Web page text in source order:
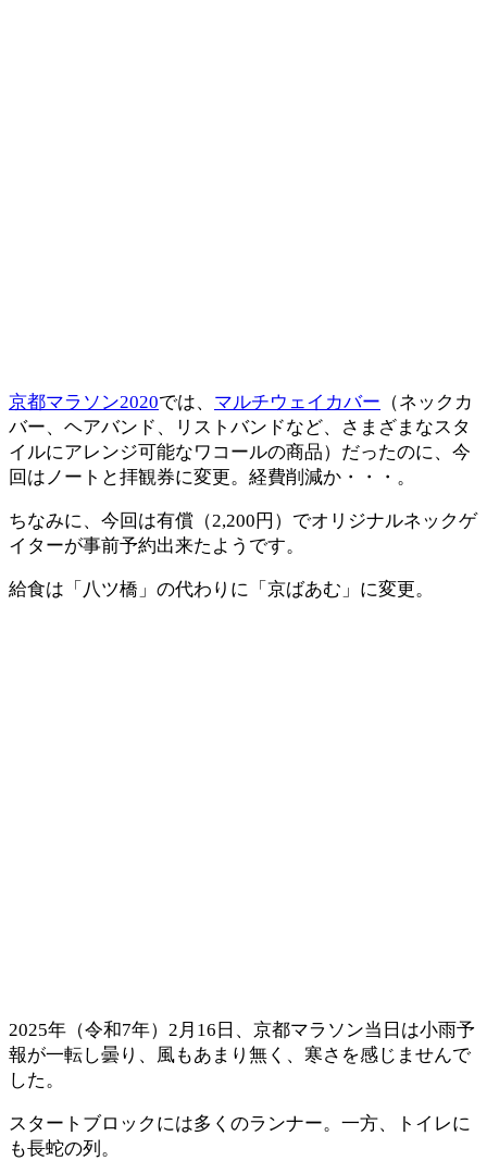
京都マラソン2020では、 マルチウェイカバー （ネックカ
バー、ヘアバンド、リストバンドなど、さまざまなスタ
イルにアレンジ可能なワコールの商品）だったのに、今
回はノートと拝観券に変更。経費削減か・・・。
ちなみに、今回は有償（2,200円）でオリジナルネックゲ
イターが事前予約出来たようです。
給食は「八ツ橋」の代わりに「京ばあむ」に変更。
2025年（令和7年）2月16日、京都マラソン当日は小雨予
報が一転し曇り、風もあまり無く、寒さを感じませんで
した。
スタートブロックには多くのランナー。一方、トイレに
も長蛇の列。